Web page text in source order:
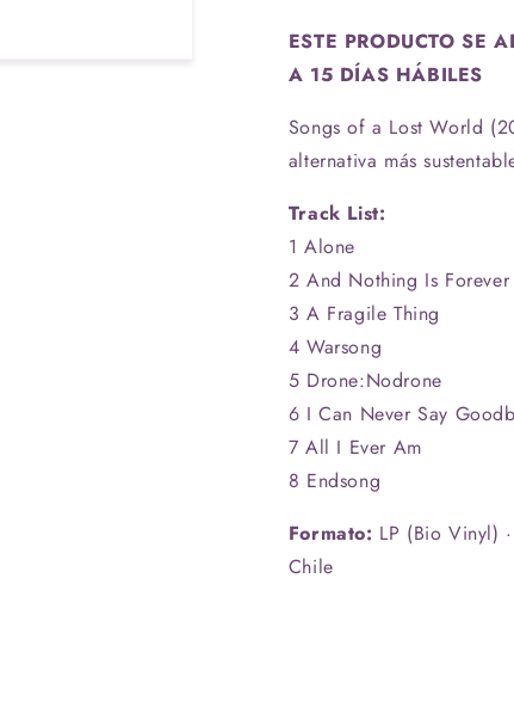
World
(BioVinyl)
World
(BioVinyl)
ESTE PRODUCTO SE
A 15 DÍAS HÁBILES
Songs of a Lost World
alternativa más
Track List:
1 Alone
2 And Nothing Is Forever
3 A Fragile Thing
4 Warsong
5 Drone:Nodrone
6 I Can Never Say
7 All I Ever Am
8 Endsong
Formato: LP (Bio Vinyl)
Chile